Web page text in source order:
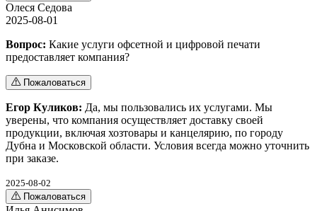
Олеся Седова
2025-08-01
Вопрос: Какие услуги офсетной и цифровой печати
предоставляет компания?
Пожаловаться
Егор Куликов: Да, мы пользовались их услугами. Мы
уверены, что компания осуществляет доставку своей
продукции, включая хозтовары и канцелярию, по городу
Дубна и Московской области. Условия всегда можно уточнить
при заказе.
2025-08-02
Пожаловаться